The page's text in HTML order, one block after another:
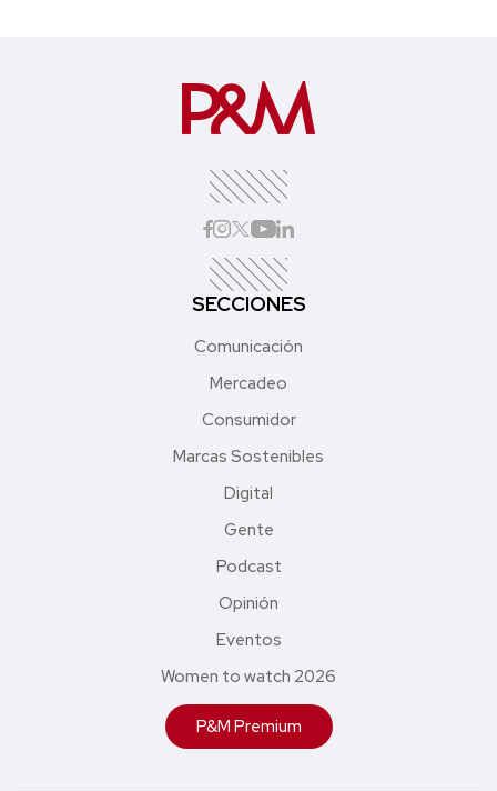
SECCIONES
Comunicación
Mercadeo
Consumidor
Marcas Sostenibles
Digital
Gente
Podcast
Opinión
Eventos
Women to watch 2026
P&M Premium